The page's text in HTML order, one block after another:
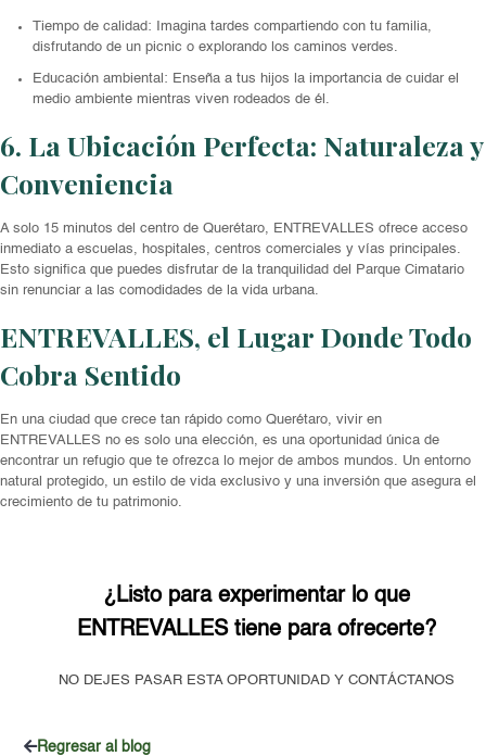
Tiempo de calidad: Imagina tardes compartiendo con tu familia,
disfrutando de un picnic o explorando los caminos verdes.
Educación ambiental: Enseña a tus hijos la importancia de cuidar el
medio ambiente mientras viven rodeados de él.
6. La Ubicación Perfecta: Naturaleza y
Conveniencia
A solo 15 minutos del centro de Querétaro, ENTREVALLES ofrece acceso
inmediato a escuelas, hospitales, centros comerciales y vías principales.
Esto significa que puedes disfrutar de la tranquilidad del Parque Cimatario
sin renunciar a las comodidades de la vida urbana.
ENTREVALLES, el Lugar Donde Todo
Cobra Sentido
En una ciudad que crece tan rápido como Querétaro, vivir en
ENTREVALLES no es solo una elección, es una oportunidad única de
encontrar un refugio que te ofrezca lo mejor de ambos mundos. Un entorno
natural protegido, un estilo de vida exclusivo y una inversión que asegura el
crecimiento de tu patrimonio.
¿Listo para experimentar lo que
ENTREVALLES tiene para ofrecerte?
NO DEJES PASAR ESTA OPORTUNIDAD Y CONTÁCTANOS
Regresar al blog